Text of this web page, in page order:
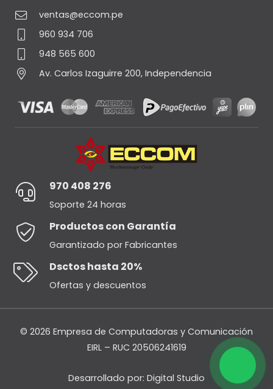
ventas@eccom.pe
960 934 706
948 565 600
Av. Carlos Izaguirre 200, Independencia
970 408 276
Soporte 24 horas
Productos con Garantía
Garantizado por Fabricantes
Dsctos hasta 20%
Ofertas y descuentos
© 2026 Empresa de Computadoras y Comunicación
EIRL – RUC 20506241619
Desarrollado por: Digital Studio